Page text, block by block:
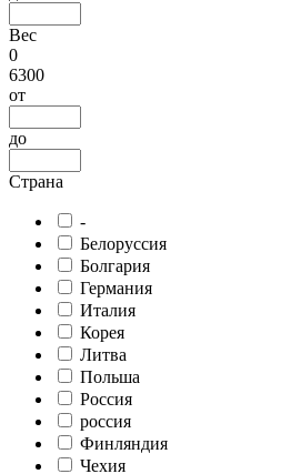
Вес
0
6300
от
до
Страна
-
Белоруссия
Болгария
Германия
Италия
Корея
Литва
Польша
Россия
россия
Финляндия
Чехия